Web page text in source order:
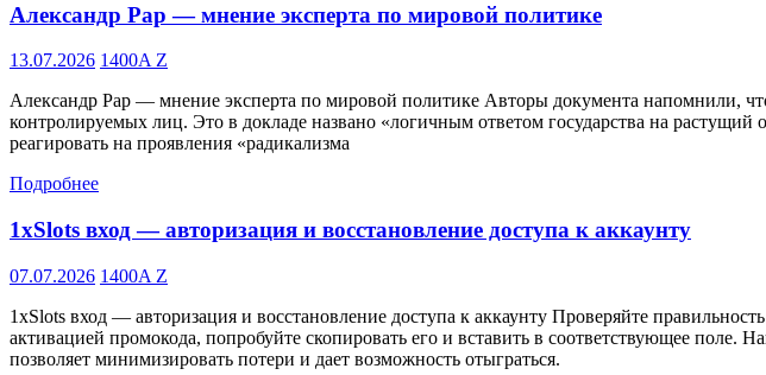
Александр Рар — мнение эксперта по мировой политике
13.07.2026 1400A Z
Александр Рар — мнение эксперта по мировой политике Авторы документа напомнили,
контролируемых лиц. Это в докладе названо «логичным ответом государства на
реагировать на проявления «радикализма
Подробнее
1xSlots вход — авторизация и восстановление доступа к аккаунту
07.07.2026 1400A Z
1xSlots вход — авторизация и восстановление доступа к аккаунту Проверяйте
активацией промокода, попробуйте скопировать его и вставить в соответствующее
позволяет минимизировать потери и дает возможность отыграться.